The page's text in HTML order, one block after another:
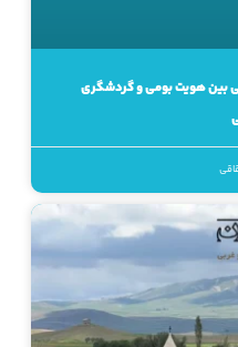
بین هویت بومی و گردشگری